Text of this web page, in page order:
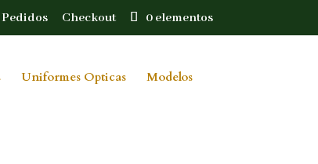
Pedidos Checkout 0 elementos
Uniformes Opticas Modelos